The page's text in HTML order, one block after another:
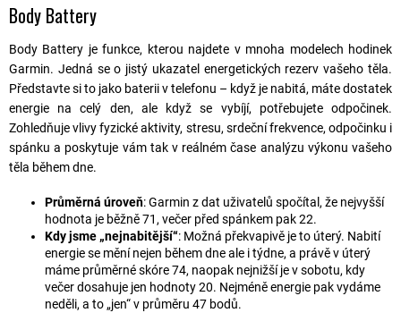
Body Battery
Body Battery je funkce, kterou najdete v mnoha modelech hodinek
Garmin. Jedná se o jistý ukazatel energetických rezerv vašeho těla.
Představte si to jako baterii v telefonu – když je nabitá, máte dostatek
energie na celý den, ale když se vybíjí, potřebujete odpočinek.
Zohledňuje vlivy fyzické aktivity, stresu, srdeční frekvence, odpočinku i
spánku a poskytuje vám tak v reálném čase analýzu výkonu vašeho
těla během dne.
Průměrná úroveň: Garmin z dat uživatelů spočítal, že nejvyšší
hodnota je běžně 71, večer před spánkem pak 22.
Kdy jsme „nejnabitější“: Možná překvapivě je to úterý. Nabití
energie se mění nejen během dne ale i týdne, a právě v úterý
máme průměrné skóre 74, naopak nejnižší je v sobotu, kdy
večer dosahuje jen hodnoty 20. Nejméně energie pak vydáme
neděli, a to „jen“ v průměru 47 bodů.